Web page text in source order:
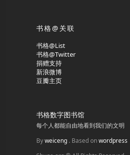
书格@关联
书格@List
书格@Twitter
捐赠支持
新浪微博
豆瓣主页
书格数字图书馆
每个人都能自由地看到我们的文明
Byweiceng . Based onwordpress